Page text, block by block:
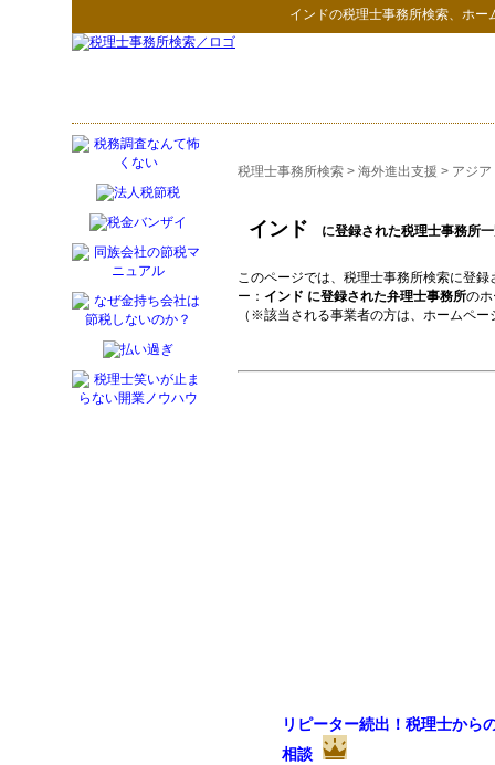
インドの税理士事務所検索、ホー
税理士事務所検索 > 海外進出支援 > アジア
インド に登録された税理士事務所
このページでは、税理士事務所検索に登
ー： インド に登録された弁理士事務所の
（※該当される事業者の方は、ホームペ
リピーター続出！税理士から
相談